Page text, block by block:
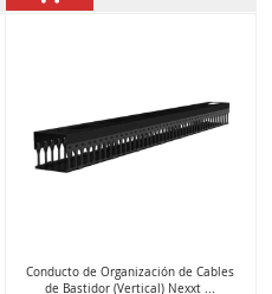
Conducto de Organización de Cables
de Bastidor (Vertical) Nexxt ...